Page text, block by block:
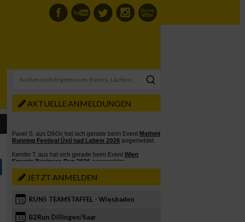
AKTUELLE ANMELDUNGEN
JETZT ANMELDEN
12 RUN5 TEAMSTAFFEL - Wiesbaden
13 B2Run Dillingen/Saar